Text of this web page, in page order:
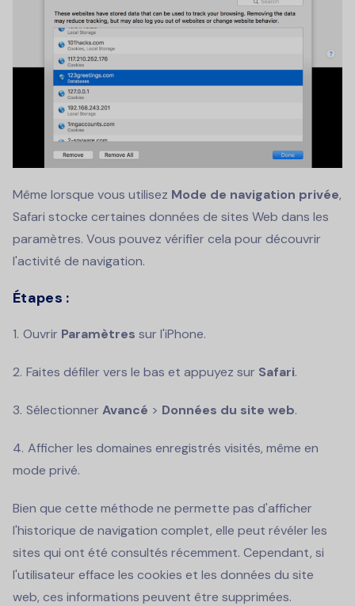
Même lorsque vous utilisez Mode de navigation privée,
Safari stocke certaines données de sites Web dans les
paramètres. Vous pouvez vérifier cela pour découvrir
l'activité de navigation.
Étapes :
Ouvrir Paramètres sur l'iPhone.
Faites défiler vers le bas et appuyez sur Safari.
SélectionnerAvancé > Données du site web.
Afficher les domaines enregistrés visités, même en
mode privé.
Bien que cette méthode ne permette pas d'afficher
l'historique de navigation complet, elle peut révéler les
sites qui ont été consultés récemment. Cependant, si
l'utilisateur efface les cookies et les données du site
web, ces informations peuvent être supprimées.